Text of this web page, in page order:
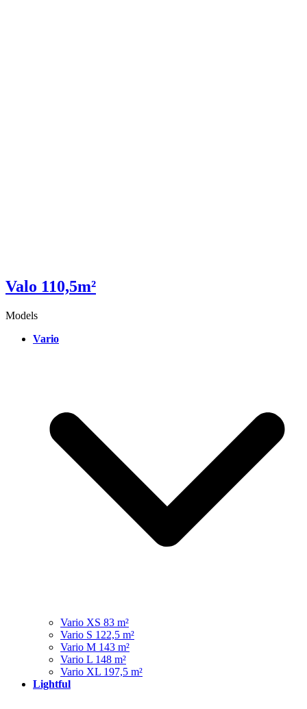
Valo 110,5m²
Models
Vario
Vario XS 83 m²
Vario S 122,5 m²
Vario M 143 m²
Vario L 148 m²
Vario XL 197,5 m²
Lightful